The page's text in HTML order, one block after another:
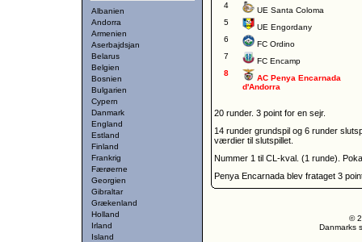
Albanien
Andorra
Armenien
Aserbajdsjan
Belarus
Belgien
Bosnien
Bulgarien
Cypern
Danmark
England
Estland
Finland
Frankrig
Færøerne
Georgien
Gibraltar
Grækenland
Holland
Irland
Island
4
UE Santa Coloma
5
UE Engordany
6
FC Ordino
7
FC Encamp
8
AC Penya Encarnada
d'Andorra
20 runder. 3 point for en sejr.
14 runder grundspil og 6 runder
værdier til slutspillet.
Nummer 1 til CL-kval. (1 runde).
Penya Encarnada blev frataget 3
©
Danmarks